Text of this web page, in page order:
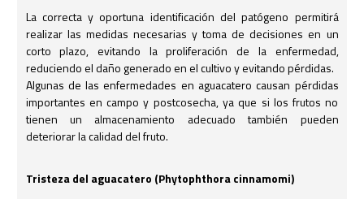
La correcta y oportuna identificación del patógeno permitirá
realizar las medidas necesarias y toma de decisiones en un
corto plazo, evitando la proliferación de la enfermedad,
reduciendo el daño generado en el cultivo y evitando pérdidas.
Algunas de las enfermedades en aguacatero causan pérdidas
importantes en campo y postcosecha, ya que si los frutos no
tienen un almacenamiento adecuado también pueden
deteriorar la calidad del fruto.
Tristeza del aguacatero (Phytophthora cinnamomi)